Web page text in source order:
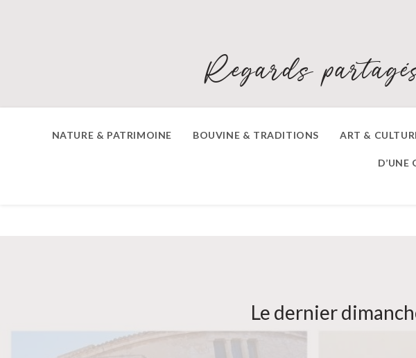
Regards
NATURE & PATRIMOINE BOUVINE & TRADITIONS ART &
D’UNE
Le dernier